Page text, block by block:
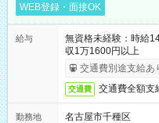
WEB登録・面接OK
給与
無資格未経験：時
収1万1600円以上
交通費別途支給あ
交通費 交通費全額支
勤務地
名古屋市千種区